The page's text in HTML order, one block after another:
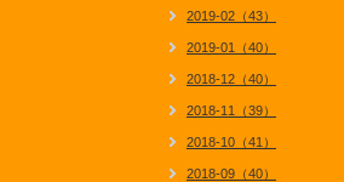
2019-02（43）
2019-01（40）
2018-12（40）
2018-11（39）
2018-10（41）
2018-09（40）